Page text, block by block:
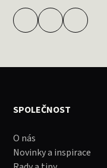
SPOLEČNOST
O nás
Novinky a inspirace